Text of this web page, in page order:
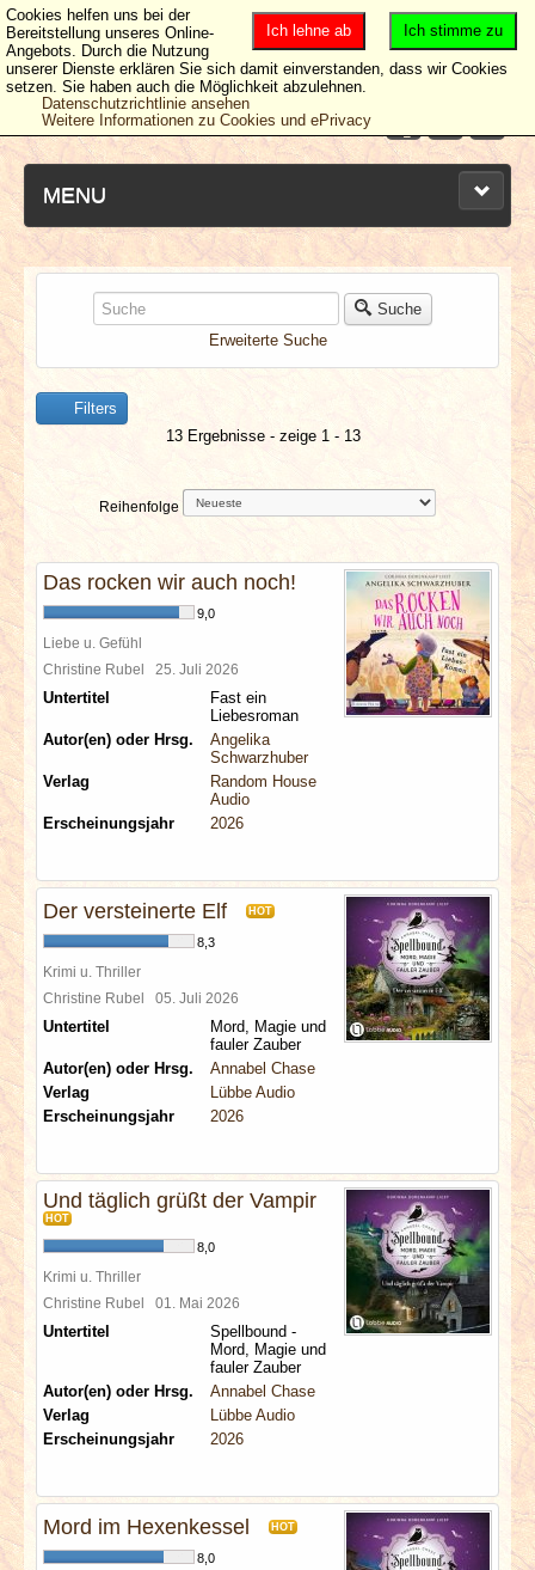
MENU
NEUESTE ARTIKEL
NEWS & DATES
BERICHTE
VERLOSUNGEN
SPECIALS
REDAKTION
LINKS
ARCHIV
Suche
Erweiterte Suche
Filters
13 Ergebnisse - zeige 1 - 13
Reihenfolge
Das rocken wir auch noch!
9,0
Liebe u. Gefühl
Christine Rubel 25. Juli 2026
Untertitel
Fast ein
Liebesroman
Autor(en) oder Hrsg.
Angelika
Schwarzhuber
Verlag
Random House
Audio
Erscheinungsjahr
2026
Der versteinerte Elf HOT
8,3
Krimi u. Thriller
Christine Rubel 05. Juli 2026
Untertitel
Mord, Magie und
fauler Zauber
Autor(en) oder Hrsg.
Annabel Chase
Verlag
Lübbe Audio
Erscheinungsjahr
2026
Und täglich grüßt der Vampir
HOT
8,0
Krimi u. Thriller
Christine Rubel 01. Mai 2026
Untertitel
Spellbound -
Mord, Magie und
fauler Zauber
Autor(en) oder Hrsg.
Annabel Chase
Verlag
Lübbe Audio
Erscheinungsjahr
2026
Mord im Hexenkessel HOT
8,0
Ich stimme zu
Ich lehne ab
Cookies helfen uns bei der
Bereitstellung unseres Online-
Angebots. Durch die Nutzung
unserer Dienste erklären Sie sich damit einverstanden, dass wir Cookies
setzen. Sie haben auch die Möglichkeit abzulehnen.
Datenschutzrichtlinie ansehen
Weitere Informationen zu Cookies und ePrivacy